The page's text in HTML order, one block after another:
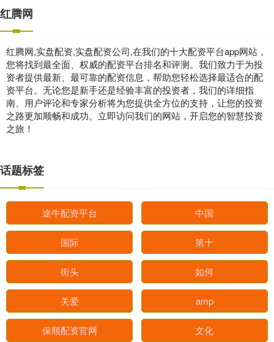
红腾网
红腾网,实盘配资,实盘配资公司,在我们的十大配资平台app网站，
您将找到最全面、权威的配资平台排名和评测。我们致力于为投
资者提供最新、最可靠的配资信息，帮助您轻松选择最适合的配
资平台。无论您是新手还是经验丰富的投资者，我们的详细指
南、用户评论和专家分析将为您提供全方位的支持，让您的投资
之路更加顺畅和成功。立即访问我们的网站，开启您的智慧投资
之旅！
话题标签
途牛配资平台 中国
国际 第十
街头 如何
关爱 amp
保顺配资官网 文化